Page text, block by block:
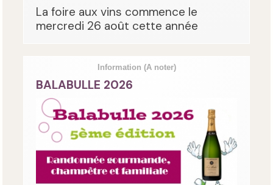
La foire aux vins commence le
mercredi 26 août cette année
Information (A noter)
BALABULLE 2026